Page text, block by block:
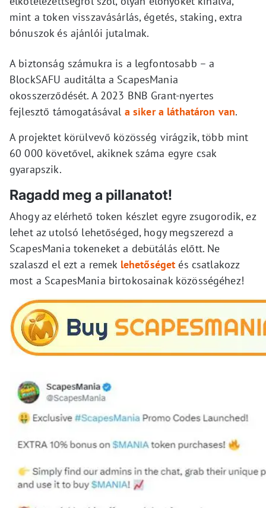
mint a token visszavásárlás, égetés, staking, extra
bónuszok és ajánlói jutalmak.
A biztonság számukra is a legfontosabb – a
BlockSAFU auditálta a ScapesMania
okosszerződését. A 2023 BNB Grant-nyertes
fejlesztő támogatásával a siker a láthatáron van.
A projektet körülvevő közösség virágzik, több mint
60 000 követővel, akiknek száma egyre csak
gyarapszik.
Ragadd meg a pillanatot!
Ahogy az elérhető token készlet egyre zsugorodik, ez
lehet az utolsó lehetőséged, hogy megszerezd a
ScapesMania tokeneket a debütálás előtt. Ne
szalaszd el ezt a remek lehetőséget és csatlakozz
most a ScapesMania birtokosainak közösségéhez!